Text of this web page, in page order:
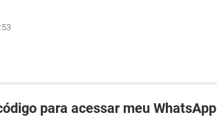
para acessar meu WhatsApp